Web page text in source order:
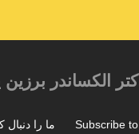
الکساندر
ما را دنبال
Subscribe